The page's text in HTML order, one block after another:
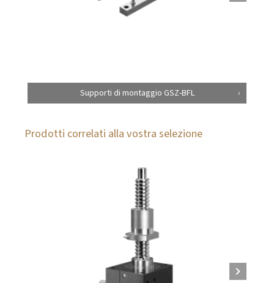
Supporti di montaggio GSZ-BFL
Prodotti correlati alla vostra selezione